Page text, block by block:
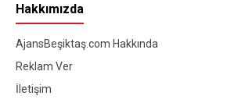
Hakkımızda
AjansBeşiktaş.com Hakkında
Reklam Ver
İletişim